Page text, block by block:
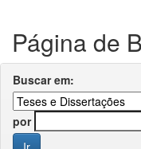
Página de
Buscar em:
por